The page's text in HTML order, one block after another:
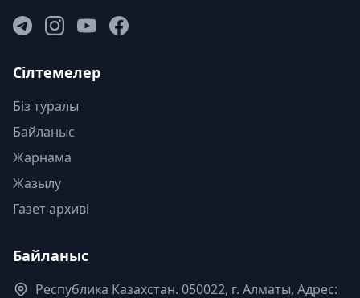
Сілтемелер
Біз туралы
Байланыс
Жарнама
Жазылу
Газет архиві
Байланыс
Республика Казахстан. 050022, г. Алматы, Адрес: